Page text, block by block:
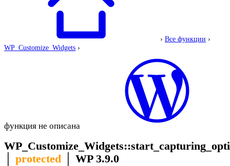
› Все функции ›
WP_Customize_Widgets ›
функция не описана
protected WP 3.9.0